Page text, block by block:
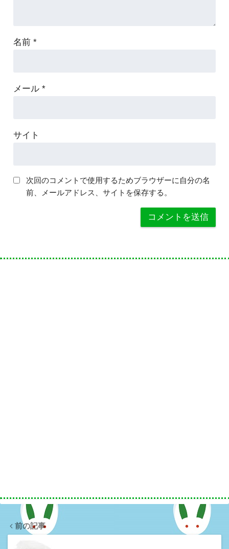
名前 *
メール *
サイト
次回のコメントで使用するためブラウザーに自分の名
前、メールアドレス、サイトを保存する。
前の記事